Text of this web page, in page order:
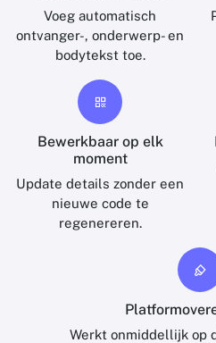
Voeg automatisch
ontvanger-, onderwerp- en
bodytekst toe.
Bewerkbaar op elk
moment
Update details zonder een
nieuwe code te
regenereren.
Werkt onmiddellijk op